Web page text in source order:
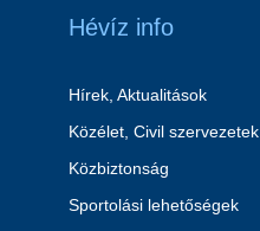
Hévíz info
Hírek, Aktualitások
Közélet, Civil szervezetek
Közbiztonság
Sportolási lehetőségek